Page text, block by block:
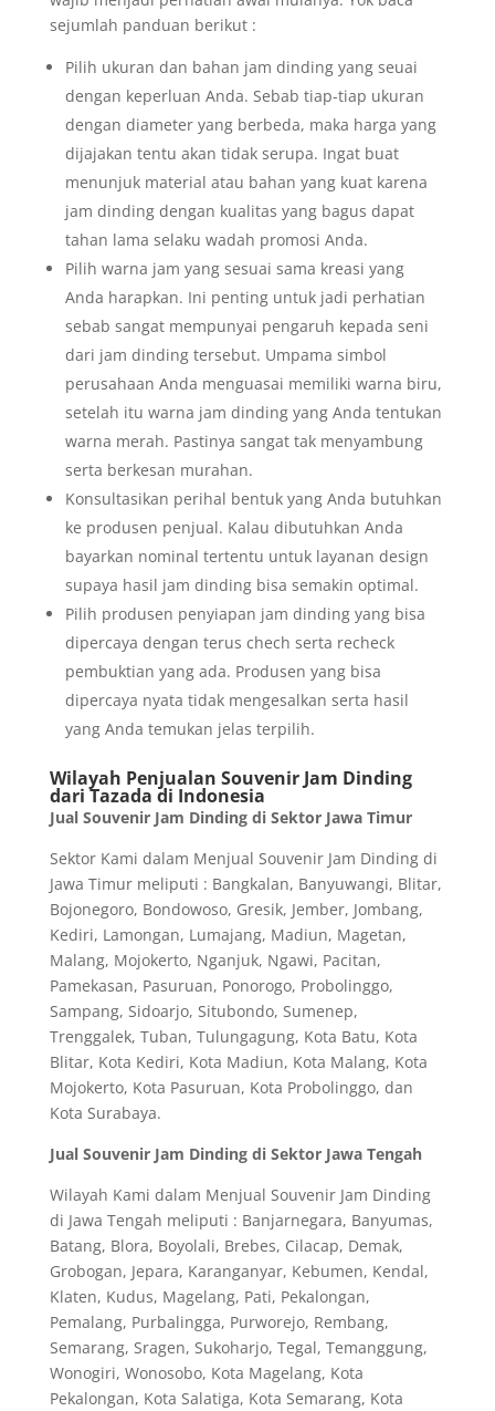
sejumlah panduan berikut :
Pilih ukuran dan bahan jam dinding yang seuai
dengan keperluan Anda. Sebab tiap-tiap ukuran
dengan diameter yang berbeda, maka harga yang
dijajakan tentu akan tidak serupa. Ingat buat
menunjuk material atau bahan yang kuat karena
jam dinding dengan kualitas yang bagus dapat
tahan lama selaku wadah promosi Anda.
Pilih warna jam yang sesuai sama kreasi yang
Anda harapkan. Ini penting untuk jadi perhatian
sebab sangat mempunyai pengaruh kepada seni
dari jam dinding tersebut. Umpama simbol
perusahaan Anda menguasai memiliki warna biru,
setelah itu warna jam dinding yang Anda tentukan
warna merah. Pastinya sangat tak menyambung
serta berkesan murahan.
Konsultasikan perihal bentuk yang Anda butuhkan
ke produsen penjual. Kalau dibutuhkan Anda
bayarkan nominal tertentu untuk layanan design
supaya hasil jam dinding bisa semakin optimal.
Pilih produsen penyiapan jam dinding yang bisa
dipercaya dengan terus chech serta recheck
pembuktian yang ada. Produsen yang bisa
dipercaya nyata tidak mengesalkan serta hasil
yang Anda temukan jelas terpilih.
Wilayah Penjualan Souvenir Jam Dinding
dari Tazada di Indonesia
Jual Souvenir Jam Dinding di Sektor Jawa Timur
Sektor Kami dalam Menjual Souvenir Jam Dinding di
Jawa Timur meliputi : Bangkalan, Banyuwangi, Blitar,
Bojonegoro, Bondowoso, Gresik, Jember, Jombang,
Kediri, Lamongan, Lumajang, Madiun, Magetan,
Malang, Mojokerto, Nganjuk, Ngawi, Pacitan,
Pamekasan, Pasuruan, Ponorogo, Probolinggo,
Sampang, Sidoarjo, Situbondo, Sumenep,
Trenggalek, Tuban, Tulungagung, Kota Batu, Kota
Blitar, Kota Kediri, Kota Madiun, Kota Malang, Kota
Mojokerto, Kota Pasuruan, Kota Probolinggo, dan
Kota Surabaya.
Jual Souvenir Jam Dinding di Sektor Jawa Tengah
Wilayah Kami dalam Menjual Souvenir Jam Dinding
di Jawa Tengah meliputi : Banjarnegara, Banyumas,
Batang, Blora, Boyolali, Brebes, Cilacap, Demak,
Grobogan, Jepara, Karanganyar, Kebumen, Kendal,
Klaten, Kudus, Magelang, Pati, Pekalongan,
Pemalang, Purbalingga, Purworejo, Rembang,
Semarang, Sragen, Sukoharjo, Tegal, Temanggung,
Wonogiri, Wonosobo, Kota Magelang, Kota
Pekalongan, Kota Salatiga, Kota Semarang, Kota